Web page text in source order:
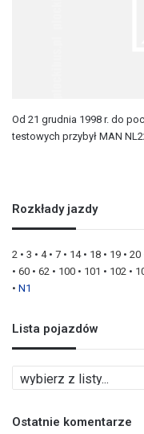
Od 21 grudnia 1998 r. do
testowych przybył MAN
Rozkłady jazdy
2 • 3 • 4• 7 • 14• 18 • 19 • 20
• 60 • 62 • 100 • 101 • 102 •
• N1
Lista pojazdów
i
tOstatnie komentarze